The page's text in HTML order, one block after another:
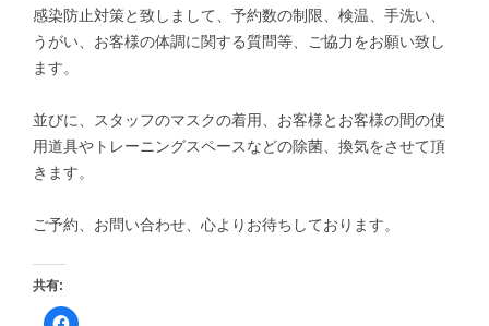
感染防止対策と致しまして、予約数の制限、検温、手洗い、
うがい、お客様の体調に関する質問等、ご協力をお願い致し
ます。
並びに、スタッフのマスクの着用、お客様とお客様の間の使
用道具やトレーニングスペースなどの除菌、換気をさせて頂
きます。
ご予約、お問い合わせ、心よりお待ちしております。
共有:
F